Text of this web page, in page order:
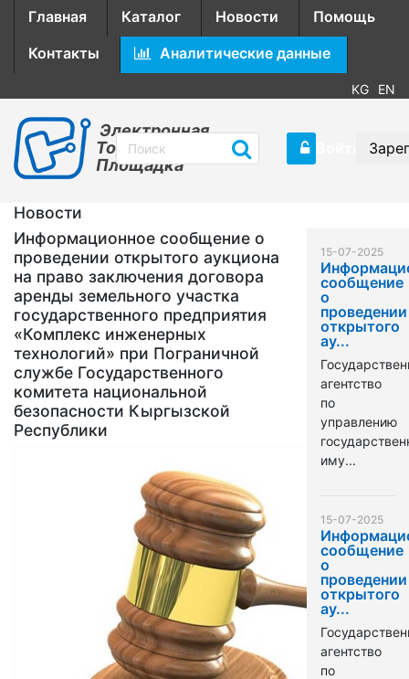
Главная Каталог Новости
Помощь
Контакты
Аналитические данные
KG EN
Электронная
Торговая
Площадка
Новости
Информационное сообщение о
проведении открытого аукциона
на право заключения договора
аренды земельного участка
государственного предприятия
«Комплекс инженерных
технологий» при Пограничной
службе Государственного
комитета национальной
безопасности Кыргызской
Республики
15-07-2025
сообщение
о
проведении
открытого
ау...
агентство
по
управлению
иму...
15-07-2025
сообщение
о
проведении
открытого
ау...
агентство
по